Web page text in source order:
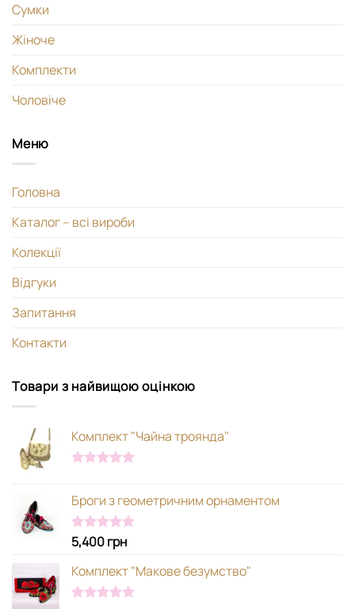
Сумки
Жіноче
Комплекти
Чоловіче
Меню
Головна
Каталог – всі вироби
Колекції
Відгуки
Запитання
Контакти
Товари з найвищою оцінкою
Комплект "Чайна троянда"
Броги з геометричним орнаментом
Оцінено в
5.00
з 5
5,400грн
Комплект "Макове безумство"